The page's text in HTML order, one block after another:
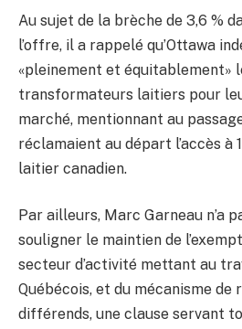
Au sujet de la brèche de 3,6 %
l’offre, il a rappelé qu’Ottawa
«pleinement et équitablement»
transformateurs laitiers pour
marché, mentionnant au
réclamaient au départ l’accès à
laitier canadien.
Par ailleurs, Marc Garneau n’a
souligner le maintien de
secteur d’activité mettant au
Québécois, et du mécanisme de
différends, une clause servant